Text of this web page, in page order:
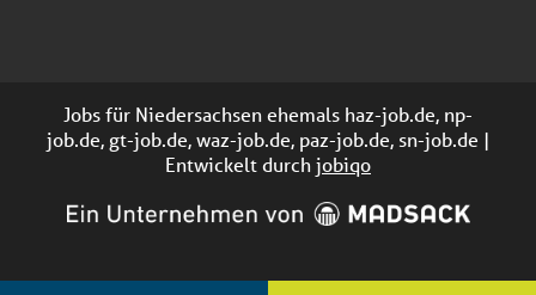
Jobs für Niedersachsen ehemals haz-job.de, np-
job.de, gt-job.de, waz-job.de, paz-job.de, sn-job.de |
Entwickelt durchjobiqo